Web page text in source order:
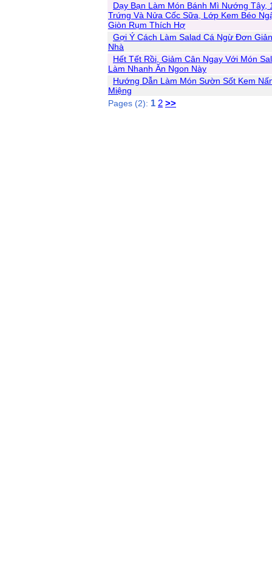
Dạy Bạn Làm Món Bánh Mì Nướng Tây,
Trứng Và Nửa Cốc Sữa, Lớp Kem Béo
Giòn Rụm Thích Hợ
Gợi Ý Cách Làm Salad Cá Ngừ Đơn
Nhà
Hết Tết Rồi, Giảm Cân Ngay Với Món
Làm Nhanh Ăn Ngon Này
Hướng Dẫn Làm Món Sườn Sốt Kem
Miệng
Pages (2): 1 2 >>